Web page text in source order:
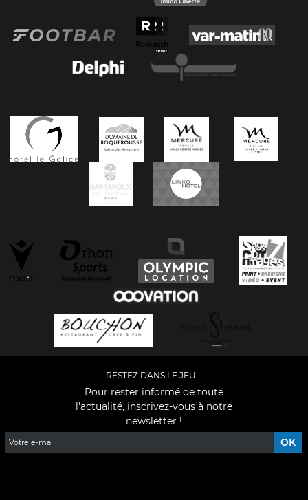
RESTEZ DANS LE JEU...
Pour rester informé de toute
l'actualité, inscrivez-vous à notre
newsletter !